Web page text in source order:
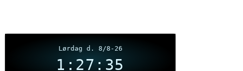
Lørdag d. 8/8-26
1:27:35